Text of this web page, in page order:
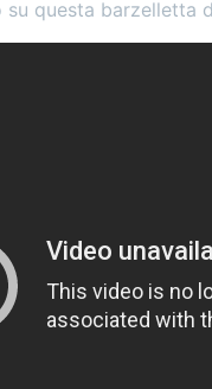
su questa barzelletta